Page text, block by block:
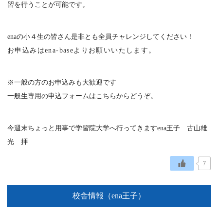
習を行うことが可能です。
enaの小４生の皆さん是非とも全員チャレンジしてください！
お申込みはena-baseよりお願いいたします。
※一般の方のお申込みも大歓迎です
一般生専用の申込フォームはこちらからどうぞ。
今週末ちょっと用事で学習院大学へ行ってきますena王子 古山雄
光 拝
7
校舎情報（ena王子）